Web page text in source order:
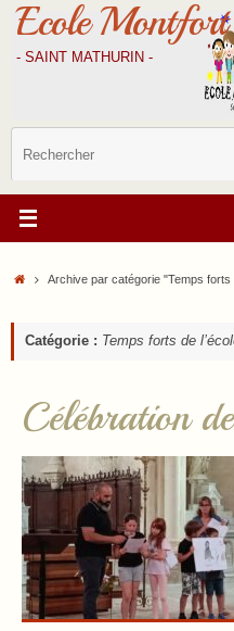
Passer
contenu
Ecole Montfort
- SAINT MATHURIN -
AccueilArchive par catégorie "Temps forts
Catégorie : Temps forts de
Célébration